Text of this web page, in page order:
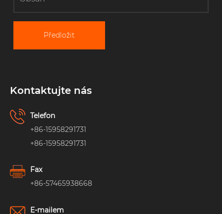
Předložit
Kontaktujte nás
Telefon
+86-15958291731
+86-15958291731
Fax
+86-57465938668
E-mailem